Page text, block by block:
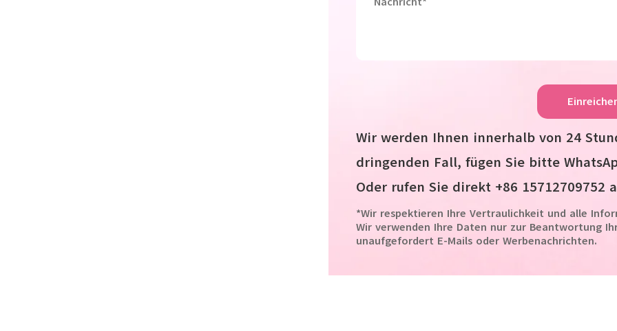
Wir werden Ihnen innerhalb von 24
dringenden Fall, fügen Sie bitte
Oder rufen Sie direkt +86 15712709752
*Wir respektieren Ihre Vertraulichkeit und alle
Wir verwenden Ihre Daten nur zur Beantwortung
unaufgefordert E-Mails oder Werbenachrichten.